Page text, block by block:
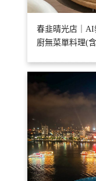
春韭晴光店｜
廚無菜單料理(